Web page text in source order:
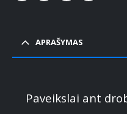
APRAŠYMAS
Paveikslai ant